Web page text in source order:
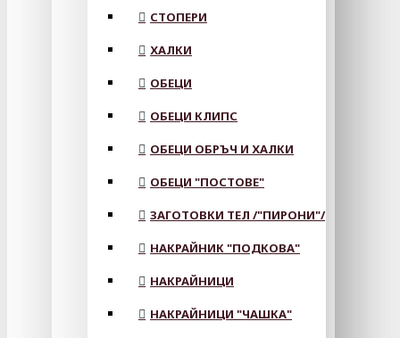
СТОПЕРИ
ХАЛКИ
ОБЕЦИ
ОБЕЦИ КЛИПС
ОБЕЦИ ОБРЪЧ И ХАЛКИ
ОБЕЦИ "ПОСТОВЕ"
ЗАГОТОВКИ ТЕЛ /"ПИРОНИ"/
НАКРАЙНИК "ПОДКОВА"
НАКРАЙНИЦИ
НАКРАЙНИЦИ "ЧАШКА"